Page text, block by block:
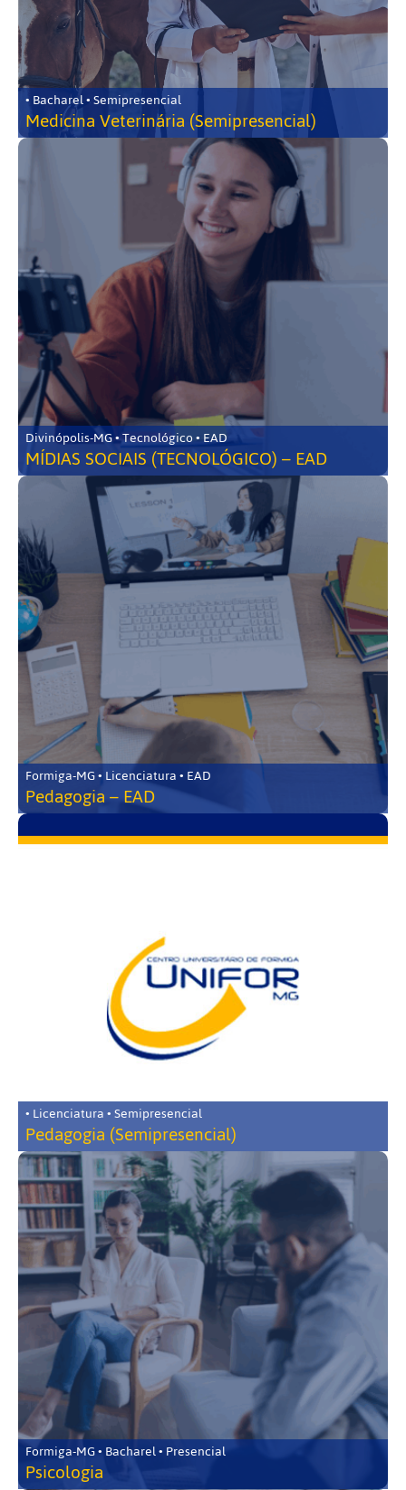
• Bacharel • Semipresencial
Medicina Veterinária (Semipresencial)
Divinópolis-MG • Tecnológico • EAD
MÍDIAS SOCIAIS (TECNOLÓGICO) – EAD
Formiga-MG • Licenciatura • EAD
Pedagogia – EAD
• Licenciatura • Semipresencial
Pedagogia (Semipresencial)
Formiga-MG • Bacharel • Presencial
Psicologia